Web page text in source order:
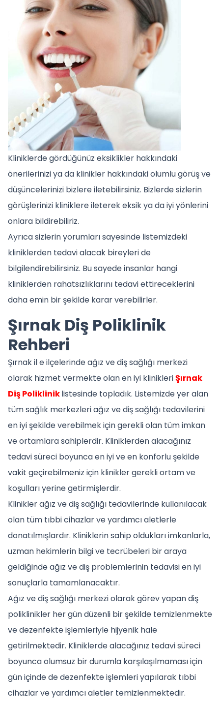
Kliniklerde gördüğünüz eksiklikler hakkındaki
önerilerinizi ya da klinikler hakkındaki olumlu görüş ve
düşüncelerinizi bizlere iletebilirsiniz. Bizlerde sizlerin
görüşlerinizi kliniklere ileterek eksik ya da iyi yönlerini
onlara bildirebiliriz.
Ayrıca sizlerin yorumları sayesinde listemizdeki
kliniklerden tedavi alacak bireyleri de
bilgilendirebilirsiniz. Bu sayede insanlar hangi
kliniklerden rahatsızlıklarını tedavi ettireceklerini
daha emin bir şekilde karar verebilirler.
Şırnak Diş Poliklinik
Rehberi
Şırnak il e ilçelerinde ağız ve diş sağlığı merkezi
olarak hizmet vermekte olan en iyi klinikleriŞırnak
Diş Polikliniklistesinde topladık. Listemizde yer alan
tüm sağlık merkezleri ağız ve diş sağlığı tedavilerini
en iyi şekilde verebilmek için gerekli olan tüm imkan
ve ortamlara sahiplerdir. Kliniklerden alacağınız
tedavi süreci boyunca en iyi ve en konforlu şekilde
vakit geçirebilmeniz için klinikler gerekli ortam ve
koşulları yerine getirmişlerdir.
Klinikler ağız ve diş sağlığı tedavilerinde kullanılacak
olan tüm tıbbi cihazlar ve yardımcı aletlerle
donatılmışlardır. Kliniklerin sahip oldukları imkanlarla,
uzman hekimlerin bilgi ve tecrübeleri bir araya
geldiğinde ağız ve diş problemlerinin tedavisi en iyi
sonuçlarla tamamlanacaktır.
Ağız ve diş sağlığı merkezi olarak görev yapan diş
poliklinikler her gün düzenli bir şekilde temizlenmekte
ve dezenfekte işlemleriyle hijyenik hale
getirilmektedir. Kliniklerde alacağınız tedavi süreci
boyunca olumsuz bir durumla karşılaşılmaması için
gün içinde de dezenfekte işlemleri yapılarak tıbbi
cihazlar ve yardımcı aletler temizlenmektedir.